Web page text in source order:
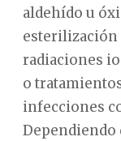
aldehído u
esterilización
radiaciones
o
infecciones
Dependiendo